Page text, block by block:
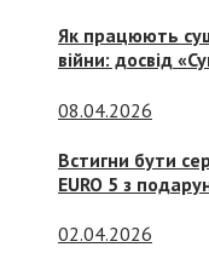
Як працюють
війни: досвід
08.04.2026
Встигни бути
EURO 5 з
02.04.2026